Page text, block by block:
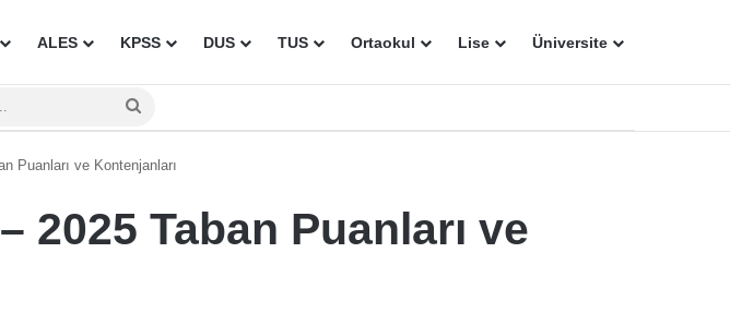
ALES KPSS DUS TUS Ortaokul Lise Üniversite
Puanları ve Kontenjanları
2025 Taban Puanları ve